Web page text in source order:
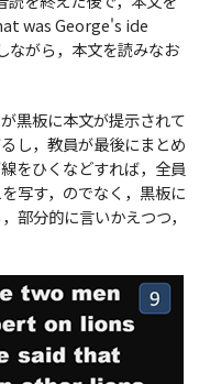
was George's ide
ながら，本文を読みなお
黒板に本文が提示されて
し，教員が最後にまとめ
をひくなどすれば，全員
写す，のでなく，黒板に
部分的に言いかえつつ，